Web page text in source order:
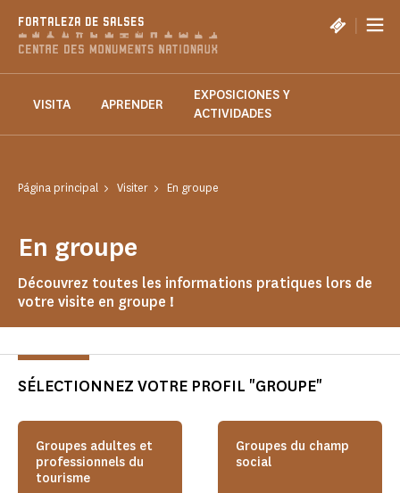
FORTALEZA DE SALSES |
VISITA APRENDER
EXPOSICIONES Y
ACTIVIDADES
Página principal Visiter En groupe
En groupe
Découvrez toutes les informations pratiques lors de
votre visite en groupe !
SÉLECTIONNEZ VOTRE PROFIL "GROUPE"
Groupes adultes et
professionnels du
tourisme
Groupes du champ
social